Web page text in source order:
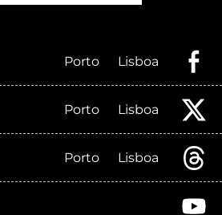
Porto Lisboa
Porto Lisboa
Porto Lisboa